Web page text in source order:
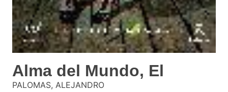
Alma del Mundo, El
PALOMAS, ALEJANDRO